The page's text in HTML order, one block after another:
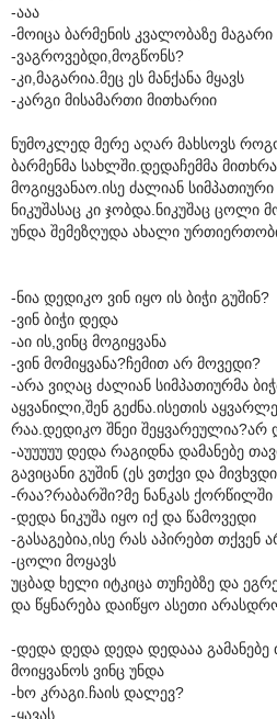
-ააა
-მოიცა ბარმენის კვალობაზე მაგარი
-ვაგროვებდი,მოგწონს?
-კი,მაგარია.მეც ეს მანქანა მყავს
-კარგი მისამართი მითხარიი
ნუმოკლედ მერე აღარ მახსოვს
ბარმენმა სახლში.დედაჩემმა
მოგიყვანაო.ისე ძალიან
ნიკუშასაც კი ჯობდა.ნიკუშაც ცოლი
უნდა შემეზღუდა ახალი
-ნია დედიკო ვინ იყო ის ბიჭი გუშინ?
-ვინ ბიჭი დედა
-აი ის,ვინც მოგიყვანა
-ვინ მომიყვანა?ჩემით არ მოვედი?
-არა ვიღაც ძალიან სიმპათიურმა
აყვანილი,შენ გეძნა.ისეთის
რაა.დედიკო შნეი
-აუუუუუ დედა რაგიდნა დამანებე
გავიცანი გუშინ (ეს ვთქვი და
-რაა?რაბარში?მე ნანკას
-დედა ნიკუშა იყო იქ და წამოვედი
-გასაგებია,ისე რას აპირებთ თქვენ
-ცოლი მოყავს
უცბად ხელი იტკიცა თუჩებზე და
და წყნარება დაიწყო ასეთი
-დედა დედა დედა დედააა
მოიყვანოს ვინც უნდა
-ხო კრაგი.ჩაის დალევ?
-ყავას